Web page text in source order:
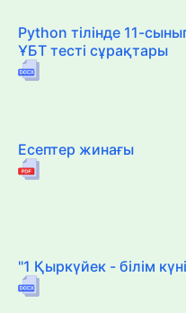
Python тілінде 11-
ҰБТ тесті сұрақтары
Есептер жинағы
"1 Қыркүйек - білім